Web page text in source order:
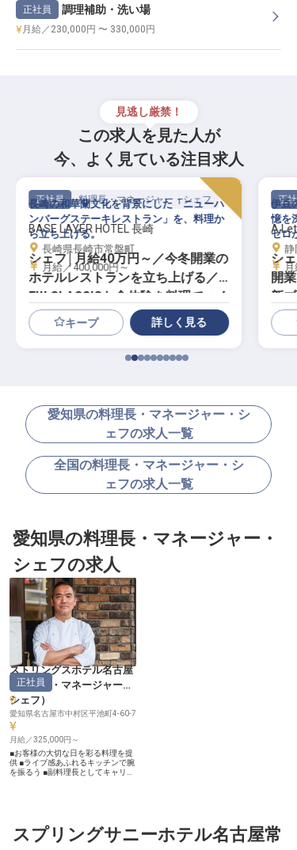
正社員 調理補助・洗い場
月給／230,000円 〜 330,000円
見逃し厳禁！
この求人を見た人が
今、よく見ている注目求人
正社員 料理長・マネージャー・シェフ
BASE LAYER HOTEL 長崎
シェフ│月給40万円～／今冬開業の
ホテルレストランを立ち上げる／N
EW CLASSICな食体験を料理でつく
る
長崎の和華蘭文化を背景にした「ニューハ
ンバーグステーキレストラン」を、料理か
ら立ち上げる。
長崎県長崎市常盤町
月給／400,000円～
キープ 詳しく見る
正社
A
シ
開
新
伊豆
憶を
ゼロ
静
愛知県の料理長・マネージャー・シ
ェフの求人一覧
全国の料理長・マネージャー・シ
ェフの求人一覧
愛知県の料理長・マネージャー・
シェフの求人
ストリングスホテル名古屋
（料理長・マネージャー・
シェフ ）
正社員
愛知県名古屋市中村区平池町4-60-7
月給／325,000円～
■お客様の大切な日を彩る料理を提
供 ■ライブ感あふれるキッチンで腕
を振るう ■副料理長としてキャリア
ンで、お客様の大切な思い出を彩る
お仕事です。 日常使いのランチや
スプリングサニーホテル名古屋常